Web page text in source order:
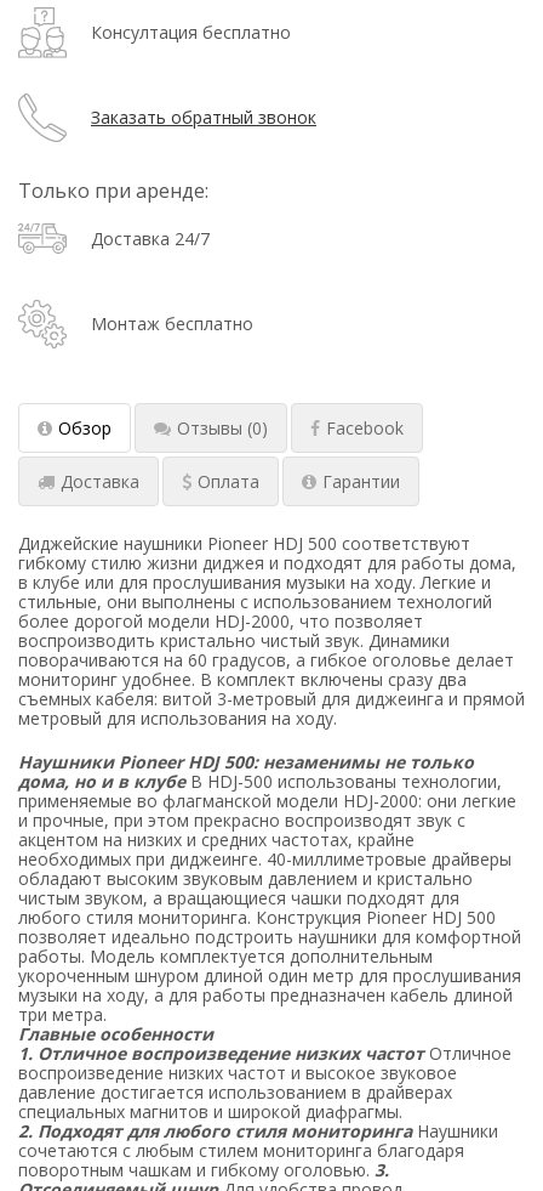
Консултация бесплатно
Заказать обратный звонок
Только при аренде:
Доставка 24/7
Монтаж бесплатно
Обзор Отзывы (0) Facebook
Доставка Оплата Гарантии
Диджейские наушники Pioneer HDJ 500 соответствуют
гибкому стилю жизни диджея и подходят для работы дома,
в клубе или для прослушивания музыки на ходу. Легкие и
стильные, они выполнены с использованием технологий
более дорогой модели HDJ-2000, что позволяет
воспроизводить кристально чистый звук. Динамики
поворачиваются на 60 градусов, а гибкое оголовье делает
мониторинг удобнее. В комплект включены сразу два
съемных кабеля: витой 3-метровый для диджеинга и прямой
метровый для использования на ходу.
Наушники Pioneer HDJ 500: незаменимы не только
дома, но и в клубеВ HDJ-500 использованы технологии,
применяемые во флагманской модели HDJ-2000: они легкие
и прочные, при этом прекрасно воспроизводят звук с
акцентом на низких и средних частотах, крайне
необходимых при диджеинге. 40-миллиметровые драйверы
обладают высоким звуковым давлением и кристально
чистым звуком, а вращающиеся чашки подходят для
любого стиля мониторинга. Конструкция Pioneer HDJ 500
позволяет идеально подстроить наушники для комфортной
работы. Модель комплектуется дополнительным
укороченным шнуром длиной один метр для прослушивания
музыки на ходу, а для работы предназначен кабель длиной
три метра.
Главные особенности
1. Отличное воспроизведение низких частотОтличное
воспроизведение низких частот и высокое звуковое
давление достигается использованием в драйверах
специальных магнитов и широкой диафрагмы.
2. Подходят для любого стиля мониторингаНаушники
сочетаются с любым стилем мониторинга благодаря
поворотным чашкам и гибкому оголовью. 3.